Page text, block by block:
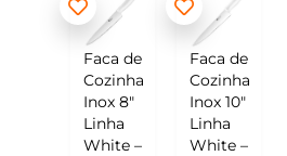
Faca de
Cozinha
Inox 8″
Linha
White –
Faca de
Cozinha
Inox 10″
Linha
White –